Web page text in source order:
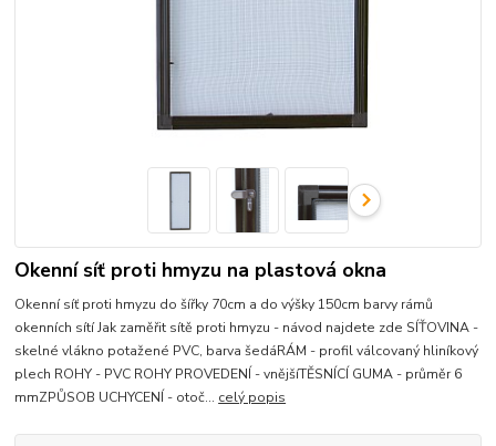
Okenní síť proti hmyzu na plastová okna
Okenní síť proti hmyzu do šířky 70cm a do výšky 150cm barvy rámů
okenních sítí Jak zaměřit sítě proti hmyzu - návod najdete zde SÍŤOVINA -
skelné vlákno potažené PVC, barva šedáRÁM - profil válcovaný hliníkový
plech ROHY - PVC ROHY PROVEDENÍ - vnějšíTĚSNÍCÍ GUMA - průměr 6
mmZPŮSOB UCHYCENÍ - otoč... celý popis